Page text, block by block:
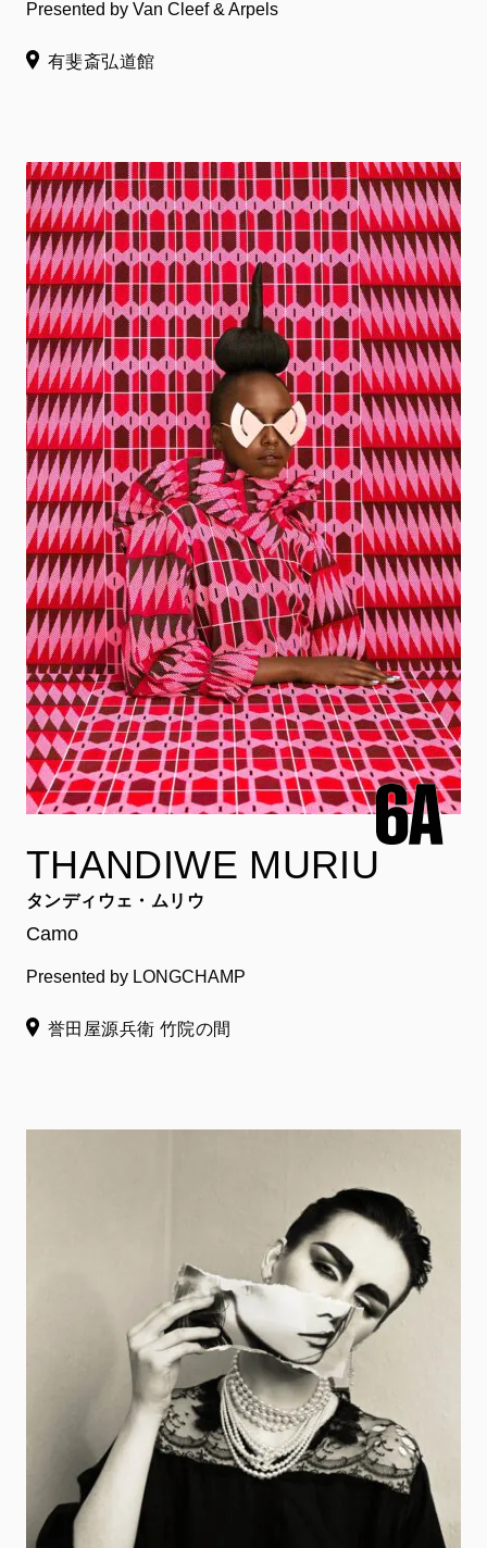
Presented by Van Cleef & Arpels
有斐斎弘道館
THANDIWE MURIU
タンディウェ・ムリウ
Camo
Presented by LONGCHAMP
誉田屋源兵衛 竹院の間